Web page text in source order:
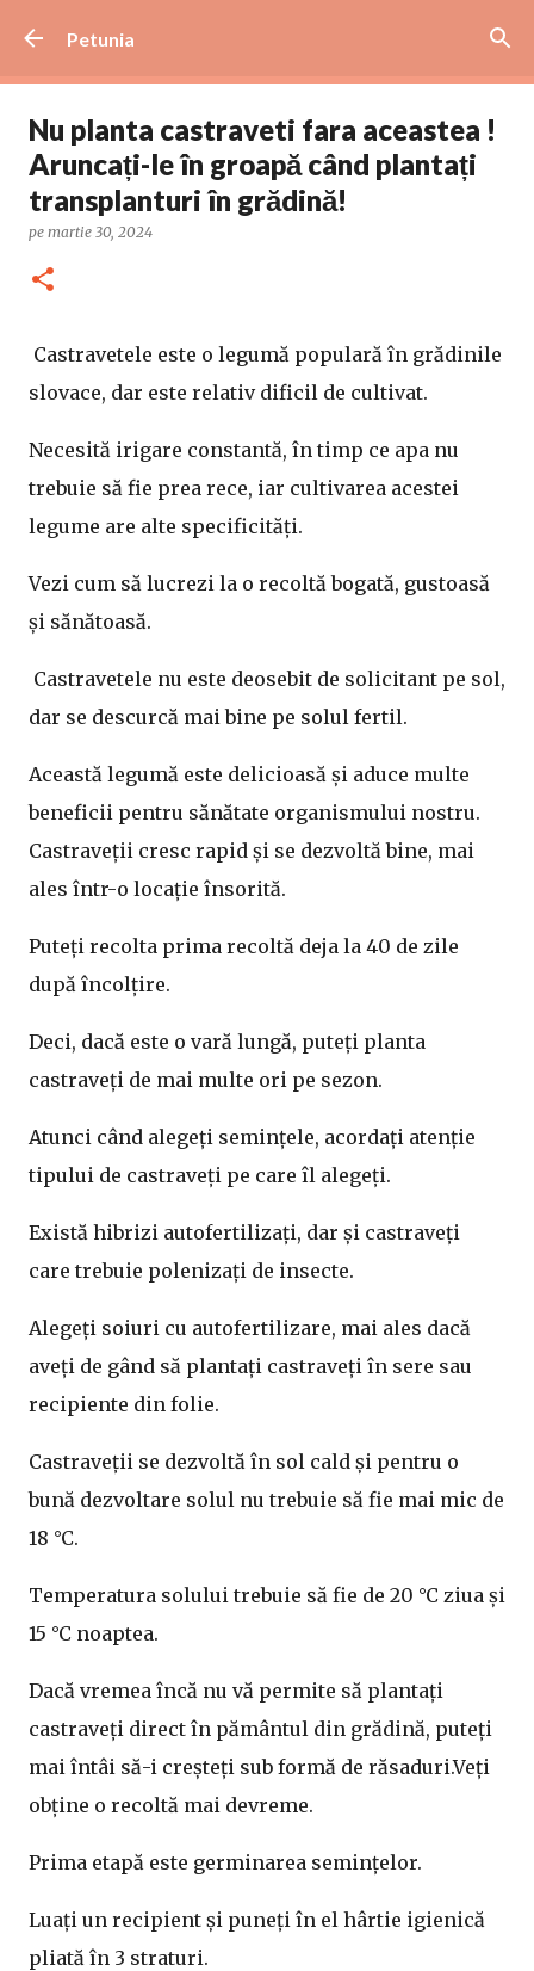
Petunia
Nu planta castraveti fara aceastea !
Aruncați-le în groapă când plantați
transplanturi în grădină!
pe martie 30, 2024
Castravetele este o legumă populară în grădinile
slovace, dar este relativ dificil de cultivat.
Necesită irigare constantă, în timp ce apa nu
trebuie să fie prea rece, iar cultivarea acestei
legume are alte specificități.
Vezi cum să lucrezi la o recoltă bogată, gustoasă
și sănătoasă.
Castravetele nu este deosebit de solicitant pe sol,
dar se descurcă mai bine pe solul fertil.
Această legumă este delicioasă și aduce multe
beneficii pentru sănătate organismului nostru.
Castraveții cresc rapid și se dezvoltă bine, mai
ales într-o locație însorită.
Puteți recolta prima recoltă deja la 40 de zile
după încolțire.
Deci, dacă este o vară lungă, puteți planta
castraveți de mai multe ori pe sezon.
Atunci când alegeți semințele, acordați atenție
tipului de castraveți pe care îl alegeți.
Există hibrizi autofertilizați, dar și castraveți
care trebuie polenizați de insecte.
Alegeți soiuri cu autofertilizare, mai ales dacă
aveți de gând să plantați castraveți în sere sau
recipiente din folie.
Castraveții se dezvoltă în sol cald și pentru o
bună dezvoltare solul nu trebuie să fie mai mic de
18 °C.
Temperatura solului trebuie să fie de 20 °C ziua și
15 °C noaptea.
Dacă vremea încă nu vă permite să plantați
castraveți direct în pământul din grădină, puteți
mai întâi să-i creșteți sub formă de răsaduri.Veți
obține o recoltă mai devreme.
Prima etapă este germinarea semințelor.
Luați un recipient și puneți în el hârtie igienică
pliată în 3 straturi.